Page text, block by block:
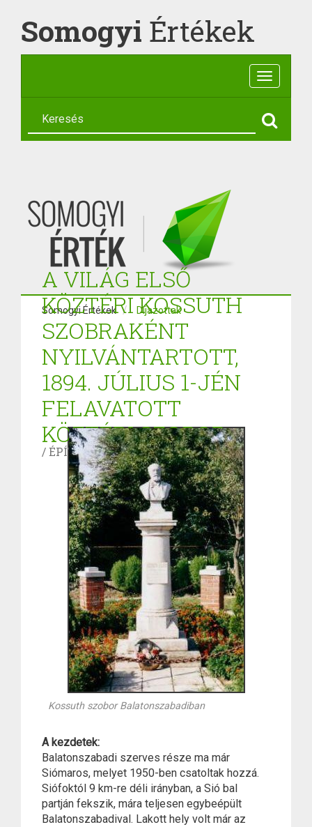
Somogyi Értékek
Toggle
Somogyi Értékek Díjazottak
A VILÁG ELSŐ
KÖZTÉRI KOSSUTH
SZOBRAKÉNT
NYILVÁNTARTOTT,
1894. JÚLIUS 1-JÉN
FELAVATOTT
KÖZTÉRI SZOBOR
/ ÉPÍTETT KÖRNYEZET
Kossuth szobor Balatonszabadiban
A kezdetek:
Balatonszabadi szerves része ma már
Siómaros, melyet 1950-ben csatoltak hozzá.
Siófoktól 9 km-re déli irányban, a Sió bal
partján fekszik, mára teljesen egybeépült
Balatonszabadival. Lakott hely volt már az